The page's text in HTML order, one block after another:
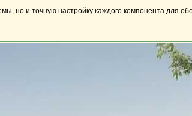
но и точную настройку каждого компонента для